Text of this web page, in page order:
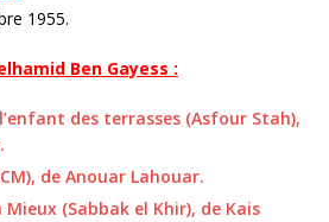
1955.
Ben Gayess :
des terrasses (Asfour Stah),
de Anouar Lahouar.
Mieux (Sabbak el Khir), de Kais